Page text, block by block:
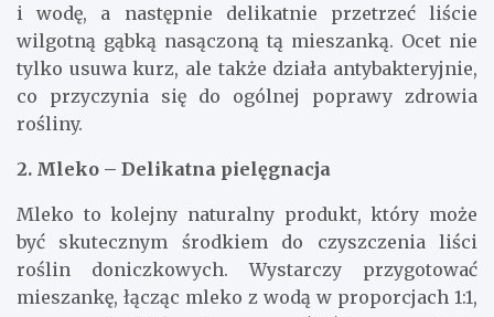
i wodę, a następnie delikatnie przetrzeć liście
wilgotną gąbką nasączoną tą mieszanką. Ocet nie
tylko usuwa kurz, ale także działa antybakteryjnie,
co przyczynia się do ogólnej poprawy zdrowia
rośliny.
2. Mleko – Delikatna pielęgnacja
Mleko to kolejny naturalny produkt, który może
być skutecznym środkiem do czyszczenia liści
roślin doniczkowych. Wystarczy przygotować
mieszankę, łącząc mleko z wodą w proporcjach 1:1,